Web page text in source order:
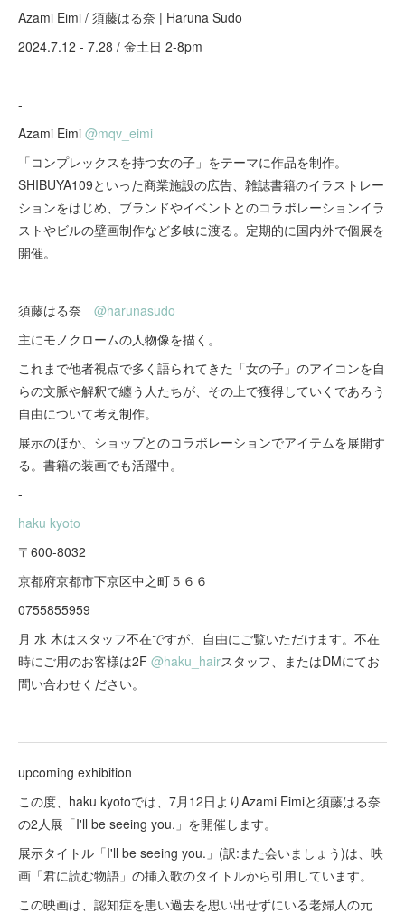
Azami Eimi / 須藤はる奈 | Haruna Sudo
2024.7.12 - 7.28 / 金土日 2-8pm
-
Azami Eimi @mqv_eimi
「コンプレックスを持つ女の子」をテーマに作品を制作。
SHIBUYA109といった商業施設の広告、雑誌書籍のイラストレー
ションをはじめ、ブランドやイベントとのコラボレーションイラ
ストやビルの壁画制作など多岐に渡る。定期的に国内外で個展を
開催。
須藤はる奈 @harunasudo
主にモノクロームの人物像を描く。
これまで他者視点で多く語られてきた「女の子」のアイコンを自
らの文脈や解釈で纏う人たちが、その上で獲得していくであろう
自由について考え制作。
展示のほか、ショップとのコラボレーションでアイテムを展開す
る。書籍の装画でも活躍中。
-
haku kyoto
〒600-8032
京都府京都市下京区中之町５６６
0755855959
月 水 木はスタッフ不在ですが、自由にご覧いただけます。不在
時にご用のお客様は2F @haku_hairスタッフ、またはDMにてお
問い合わせください。
upcoming exhibition
この度、haku kyotoでは、7月12日よりAzami Eimiと須藤はる奈
の2人展「I'll be seeing you.」を開催します。
展示タイトル「I'll be seeing you.」(訳:また会いましょう)は、映
画「君に読む物語」の挿入歌のタイトルから引用しています。
この映画は、認知症を患い過去を思い出せずにいる老婦人の元